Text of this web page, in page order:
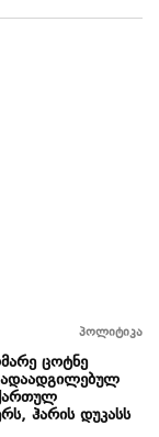
პოლიტიკა
ცოტნე
ჰარის დუკასს